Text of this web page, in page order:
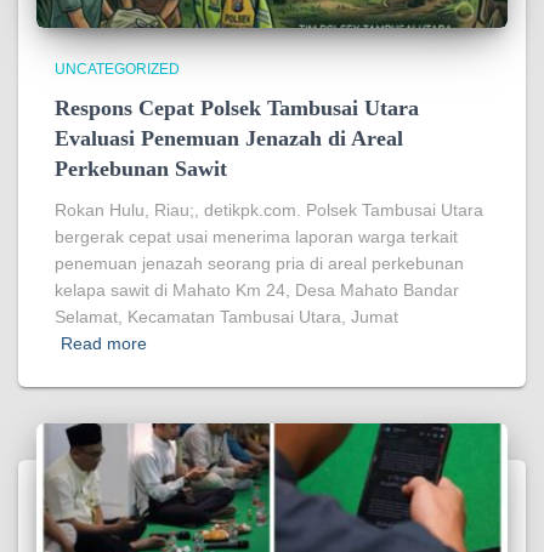
UNCATEGORIZED
Respons Cepat Polsek Tambusai Utara
Evaluasi Penemuan Jenazah di Areal
Perkebunan Sawit
Rokan Hulu, Riau;, detikpk.com. Polsek Tambusai Utara
bergerak cepat usai menerima laporan warga terkait
penemuan jenazah seorang pria di areal perkebunan
kelapa sawit di Mahato Km 24, Desa Mahato Bandar
Selamat, Kecamatan Tambusai Utara, Jumat
Read more